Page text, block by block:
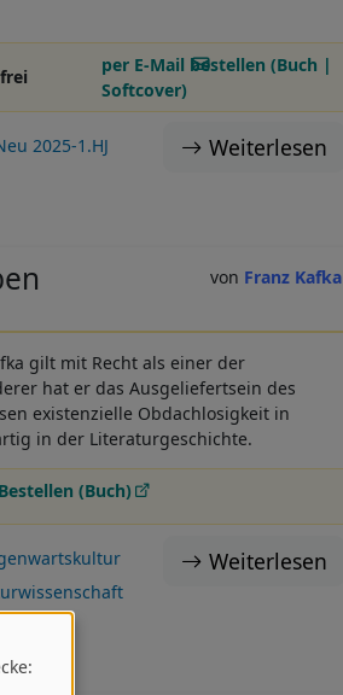
per E-Mail bestellen (Buch |
Softcover)
Weiterlesen
2025-1.HJ
Franz Kafka
gilt mit Recht als einer der
hat er das Ausgeliefertsein des
existenzielle Obdachlosigkeit in
in der Literaturgeschichte.
Bestellen (Buch)
Weiterlesen